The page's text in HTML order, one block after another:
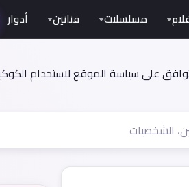
على سياسة الموقع لاستخدام
مسلسلات فنانين أدوار